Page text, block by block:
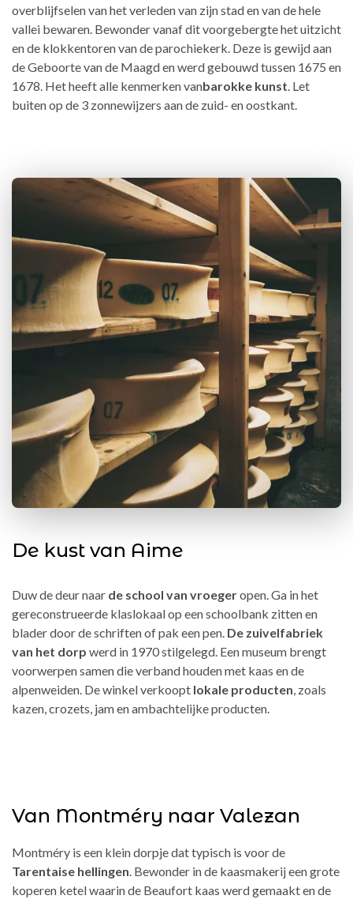
overblijfselen van het verleden van zijn stad en van de hele
vallei bewaren. Bewonder vanaf dit voorgebergte het uitzicht
en de klokkentoren van de parochiekerk. Deze is gewijd aan
de Geboorte van de Maagd en werd gebouwd tussen 1675 en
1678. Het heeft alle kenmerken vanbarokke kunst. Let
buiten op de 3 zonnewijzers aan de zuid- en oostkant.
De kust van Aime
Duw de deur naar de school van vroegeropen. Ga in het
gereconstrueerde klaslokaal op een schoolbank zitten en
blader door de schriften of pak een pen. De zuivelfabriek
van het dorp werd in 1970 stilgelegd. Een museum brengt
voorwerpen samen die verband houden met kaas en de
alpenweiden. De winkel verkoopt lokale producten, zoals
kazen, crozets, jam en ambachtelijke producten.
Van Montméry naar Valezan
Montméry is een klein dorpje dat typisch is voor de
Tarentaise hellingen. Bewonder in de kaasmakerij een grote
koperen ketel waarin de Beaufort kaas werd gemaakt en de